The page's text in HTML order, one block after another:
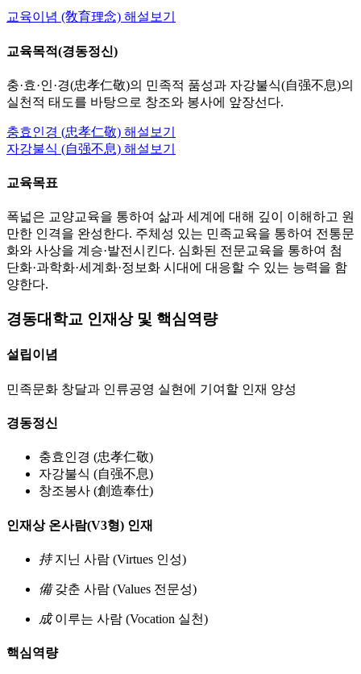
교육이념 (敎育理念) 해설보기
교육목적(경동정신)
충·효·인·경(忠孝仁敬)의 민족적 품성과 자강불식(自强不息)의
실천적 태도를 바탕으로 창조와 봉사에 앞장선다.
충효인경 (忠孝仁敬) 해설보기
자강불식 (自强不息) 해설보기
교육목표
폭넓은 교양교육을 통하여 삶과 세계에 대해 깊이 이해하고 원
만한 인격을 완성한다. 주체성 있는 민족교육을 통하여 전통문
화와 사상을 계승·발전시킨다. 심화된 전문교육을 통하여 첨
단화·과학화·세계화·정보화 시대에 대응할 수 있는 능력을 함
양한다.
경동대학교 인재상 및 핵심역량
설립이념
민족문화 창달과 인류공영 실현에 기여할 인재 양성
경동정신
충효인경 (忠孝仁敬)
자강불식 (自强不息)
창조봉사 (創造奉仕)
인재상 온사람(V3형) 인재
持지닌 사람 (Virtues 인성)
備갖춘 사람 (Values 전문성)
成이루는 사람 (Vocation 실천)
핵심역량